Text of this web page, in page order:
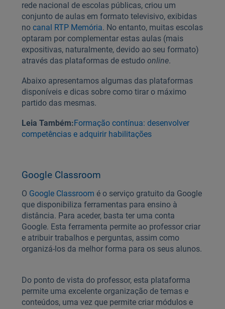
rede nacional de escolas públicas, criou um
conjunto de aulas em formato televisivo, exibidas
no canal RTP Memória. No entanto, muitas escolas
optaram por complementar estas aulas (mais
expositivas, naturalmente, devido ao seu formato)
através das plataformas de estudo online.
Abaixo apresentamos algumas das plataformas
disponíveis e dicas sobre como tirar o máximo
partido das mesmas.
Leia Também:Formação contínua: desenvolver
competências e adquirir habilitações
Google Classroom
O Google Classroom é o serviço gratuito da Google
que disponibiliza ferramentas para ensino à
distância. Para aceder, basta ter uma conta
Google. Esta ferramenta permite ao professor criar
e atribuir trabalhos e perguntas, assim como
organizá-los da melhor forma para os seus alunos.
Do ponto de vista do professor, esta plataforma
permite uma excelente organização de temas e
conteúdos, uma vez que permite criar módulos e